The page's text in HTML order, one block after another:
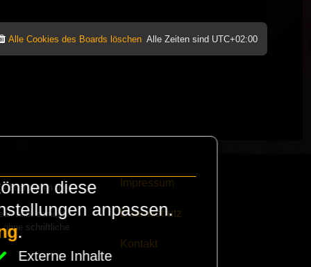
Alle Zeiten sind UTC+02:00
Alle Cookies des Boards löschen
finanzieren die
habt schickt
ohne schriftliche
Impressum
Datenschutz
Kontakt
diese
anpassen.
.
Externe Inhalte